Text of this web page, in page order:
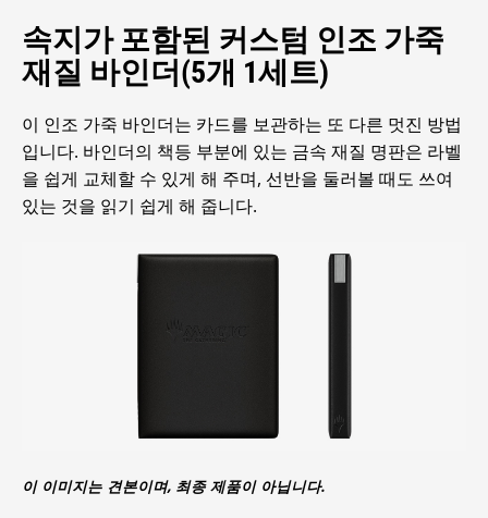
속지가 포함된 커스텀 인조 가죽
재질 바인더(5개 1세트)
이 인조 가죽 바인더는 카드를 보관하는 또 다른 멋진 방법
입니다. 바인더의 책등 부분에 있는 금속 재질 명판은 라벨
을 쉽게 교체할 수 있게 해 주며, 선반을 둘러볼 때도 쓰여
있는 것을 읽기 쉽게 해 줍니다.
이 이미지는 견본이며, 최종 제품이 아닙니다.